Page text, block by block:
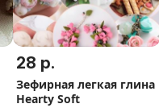
28 р.
Зефирная легкая глина
Hearty Soft